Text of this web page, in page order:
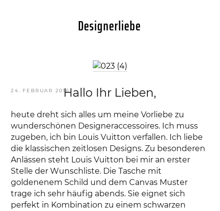
VERÖFFENTLICHT
24. FEBRUAR 2016
Designerliebe
Hallo Ihr Lieben,
heute dreht sich alles um meine Vorliebe zu
wunderschönen Designeraccessoires. Ich muss
zugeben, ich bin Louis Vuitton verfallen. Ich liebe
die klassischen zeitlosen Designs. Zu besonderen
Anlässen steht Louis Vuitton bei mir an erster
Stelle der Wunschliste. Die Tasche mit
goldenenem Schild und dem Canvas Muster
trage ich sehr häufig abends. Sie eignet sich
perfekt in Kombination zu einem schwarzen